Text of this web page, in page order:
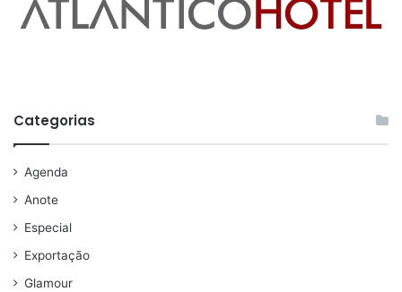
Categorias
Agenda
Anote
Especial
Exportação
Glamour